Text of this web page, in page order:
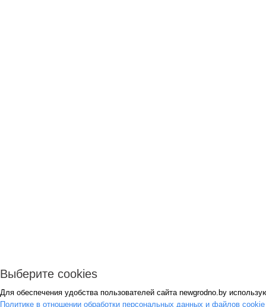
Выберите cookies
Для обеспечения удобства пользователей сайта newgrodno.by
Политике в отношении обработки персональных данных и файлов